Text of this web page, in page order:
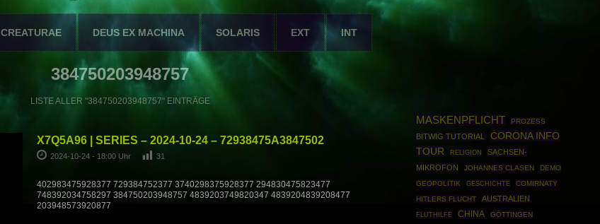
CREATURAE DEUS EX MACHINA SOLARIS EXT INT
384750203948757
LISTE ALLER "384750203948757" EINTRÄGE
X7Q5A96 | SERIES – 2024-10-24 – 72938475A3847502
2024-10-24 - 18:00 Uhr 31
402983475928377 729384752377 3740298375928377 294830475823477
748392034758297 384750203948757 4839203749820347 4839204839208477
203948573920877
MASKENPFLICHT PROZESS
BITWIG TUTORIAL
CORONA INFO
TOUR
RELIGION
SACHSEN-
MIKROFON
JOHANNES CLASEN
DEMO
GEOPOLITIK
GESCHICHTE
COMIRNATY
HITLERS FLUCHT
AUSTRALIEN
FLUTHILFE CHINA
GÖTTINGEN